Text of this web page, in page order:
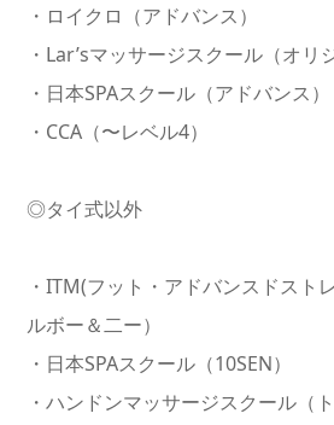
・ロイクロ（アドバンス）
・Lar’sマッサージスクール（オリ
・日本SPAスクール（アドバンス）
・CCA（〜レベル4）
◎タイ式以外
・ITM(フット・アドバンスドスト
ルボー＆二ー）
・日本SPAスクール（10SEN）
・ハンドンマッサージスクール（